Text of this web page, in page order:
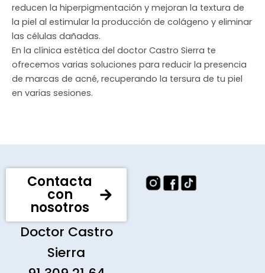
reducen la hiperpigmentación y mejoran la textura de
la piel al estimular la producción de colágeno y eliminar
las células dañadas.
En la clínica estética del doctor Castro Sierra te
ofrecemos varias soluciones para reducir la presencia
de marcas de acné, recuperando la tersura de tu piel
en varias sesiones.
Contacta
con
nosotros
Doctor Castro
Sierra